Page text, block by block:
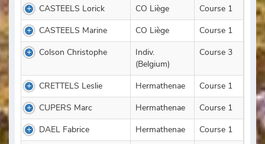
CASTEELS Lorick
CO Liège
Course 1
CASTEELS Marine
CO Liège
Course 1
Colson Christophe
Indiv.
(Belgium)
Course 3
CRETTELS Leslie Hermathenae
Course 1
CUPERS Marc
Hermathenae
Course 1
DAEL Fabrice
Hermathenae
Course 1